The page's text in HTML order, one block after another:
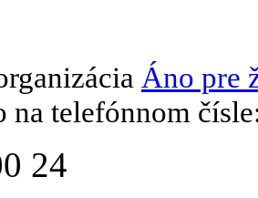
Áno pre
na telefónnom
24